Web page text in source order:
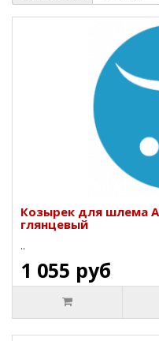
Козырек для шлема
глянцевый
..
1 055 руб